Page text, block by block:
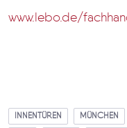
www.lebo.de/
INNENTÜREN MÜNCHEN